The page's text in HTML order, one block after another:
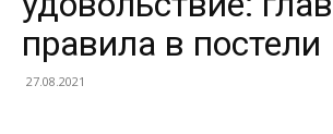
правила в постели
27.08.2021